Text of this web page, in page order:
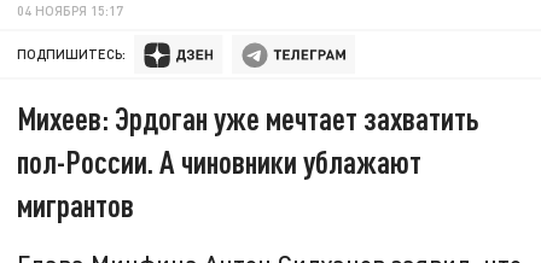
04 НОЯБРЯ 15:17
ПОДПИШИТЕСЬ:
Михеев: Эрдоган уже мечтает захватить
пол-России. А чиновники ублажают
мигрантов